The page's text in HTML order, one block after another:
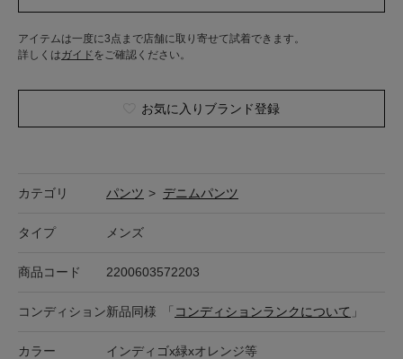
アイテムは一度に3点まで店舗に取り寄せて試着できます。
詳しくはガイド をご確認ください。
お気に入りブランド登録
カテゴリ パンツ > デニムパンツ
タイプ メンズ
商品コード 2200603572203
コンディション新品同様 「 コンディションランクについて 」
カラー インディゴx緑xオレンジ等